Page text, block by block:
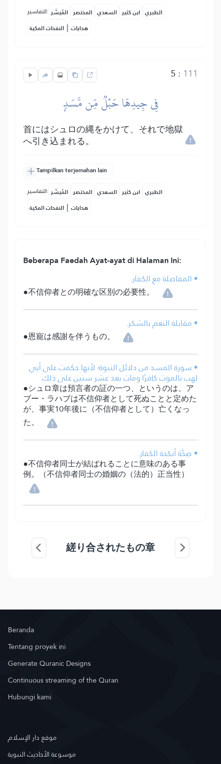
التفاسير: المُيسَّر المختصر السعدي ابن كثير الطبري
النفحات المكية | هدايات
5 : 111
فِي جِيدِهَا حَبۡلٞ مِّن مَّسَدِۭ
首にはシュロの縄をかけて、それで地獄
へ引き込まれる。
Tampilkan terjemahan lain
التفاسير: المُيسَّر المختصر السعدي ابن كثير الطبري
النفحات المكية | هدايات
Beberapa Faedah Ayat-ayat di Halaman Ini:
• المفاصلة مع الكفار.
●不信仰者との明確な区別の必要性。
• مقابلة النعم بالشكر.
●恩寵は感謝を伴うもの。
• سورة المسد من دلائل النبوة؛ لأنها حكمت على أبي
لهب بالموت كافرًا ومات بعد عشر سنين على ذلك.
●シュロ章は預言者の証の一つ、というのは、ア
ブー・ラハブは不信仰者として死ぬことと定めた
が、事実10年後に（不信仰者として）亡くなっ
た。
• صِحَّة أنكحة الكفار.
●不信仰者同士が結ばれることに意味のある事
例。（不信仰者同士の婚姻の（法的）正当性）
縒り合されたもの章
Beranda
Tentang proyek ini
Generate Quranic Designs
Continuous streaming of the Quran
Hubungi kami
موقع دار الإسلام
موسوعة الأحاديث النبوية